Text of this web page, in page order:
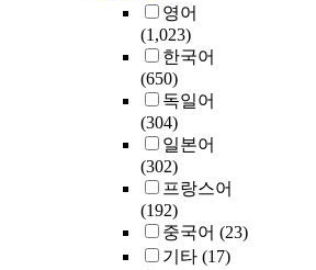
영어
(1,023)
한국어
(650)
독일어
(304)
일본어
(302)
프랑스어
(192)
중국어 (23)
기타 (17)